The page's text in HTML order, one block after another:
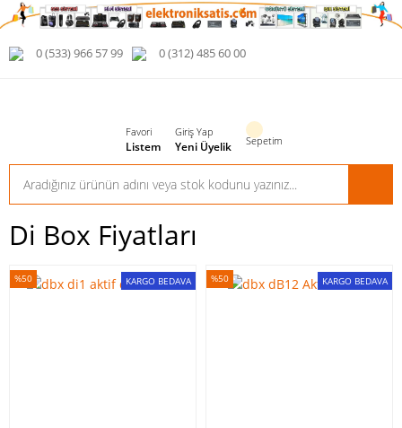
0 (533) 966 57 99 0 (312) 485 60 00
Favori
Listem
Giriş Yap
Yeni Üyelik Sepetim
Di Box Fiyatları
KARGO BEDAVA
%50 KARGO BEDAVA
%50